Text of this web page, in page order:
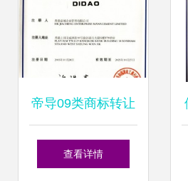
帝导09类商标转让
咨询价格，一站式
查看详情